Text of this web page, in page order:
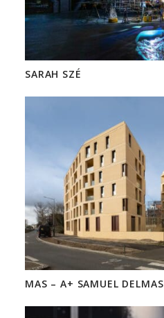
SARAH SZÉ
MAS – A+ SAMUEL DELMAS